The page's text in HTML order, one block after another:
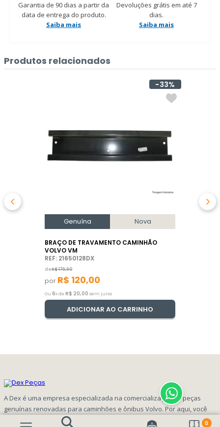
0
Garantia de 90 dias a partir da
data de entrega do produto.
Saiba mais
Devoluções grátis em até 7
dias.
Saiba mais
Produtos relacionados
33%
Genuína Nova
BRAÇO DE TRAVAMENTO CAMINHÃO
VOLVO VM
REF: 21650128DX
deR$179,90
por R$ 120,00
Ou 6x de R$ 20,00 sem juros
ADICIONAR AO CARRINHO
A Dex é uma empresa especializada na comercialização de peças
genuínas renovadas para caminhões e ônibus Volvo. Por aqui, você
encontra peças com alta qualidade e ótimo custo benefício!